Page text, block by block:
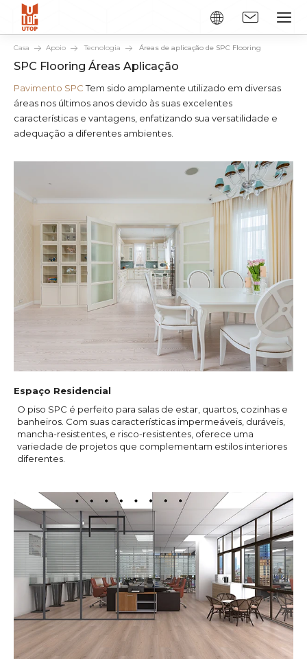
Casa Apoio Tecnologia Áreas de aplicação de SPC Flooring
SPC Flooring Áreas Aplicação
Pavimento SPCTem sido amplamente utilizado em diversas
áreas nos últimos anos devido às suas excelentes
características e vantagens, enfatizando sua versatilidade e
adequação a diferentes ambientes.
Espaço Residencial
O piso SPC é perfeito para salas de estar, quartos, cozinhas e
banheiros. Com suas características impermeáveis, duráveis,
mancha-resistentes, e risco-resistentes, oferece uma
variedade de projetos que complementam estilos interiores
diferentes.